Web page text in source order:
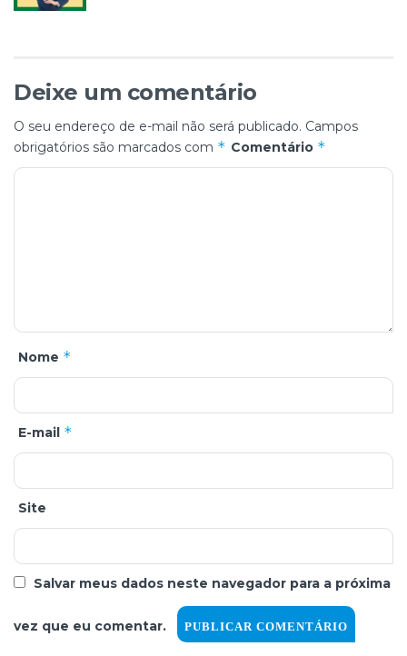
Deixe um comentário
O seu endereço de e-mail não será publicado. Campos
obrigatórios são marcados com * Comentário *
Nome *
E-mail *
Site
Salvar meus dados neste navegador para a próxima
vez que eu comentar.